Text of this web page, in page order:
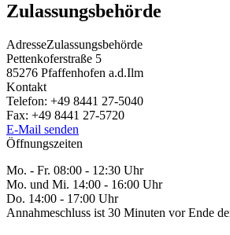
Zulassungsbehörde
AdresseZulassungsbehörde
Pettenkoferstraße 5
85276 Pfaffenhofen a.d.Ilm
Kontakt
Telefon: +49 8441 27-5040
Fax: +49 8441 27-5720
E-Mail senden
Öffnungszeiten
Mo. - Fr. 08:00 - 12:30 Uhr
Mo. und Mi. 14:00 - 16:00 Uhr
Do. 14:00 - 17:00 Uhr
Annahmeschluss ist 30 Minuten vor Ende